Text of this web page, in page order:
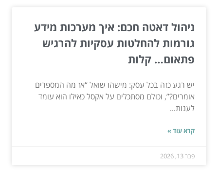
ניהול דאטה חכם: איך מערכות מידע
גורמות להחלטות עסקיות להרגיש
פתאום… קלות
יש רגע כזה בכל עסק: מישהו שואל “אז מה המספרים
אומרים?”, וכולם מסתכלים על אקסל כאילו הוא עומד
לענות...
קרא עוד »
פבר 13, 2026